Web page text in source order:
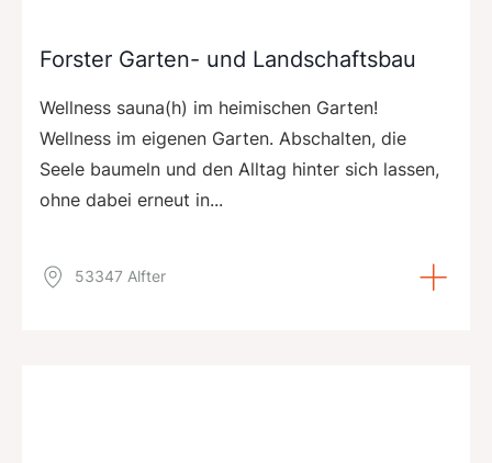
Forster Garten- und Landschaftsbau
Wellness sauna(h) im heimischen Garten!
Wellness im eigenen Garten. Abschalten, die
Seele baumeln und den Alltag hinter sich lassen,
ohne dabei erneut in...
53347 Alfter